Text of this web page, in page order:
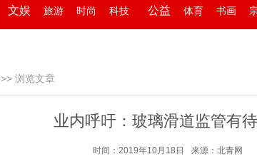
文娱 旅游 时尚 科技 公益 体育 书画
>> 浏览文章
业内呼吁：玻璃滑道监管有
时间：2019年10月18日 来源：北青网